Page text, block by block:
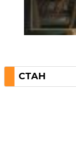
СТАН